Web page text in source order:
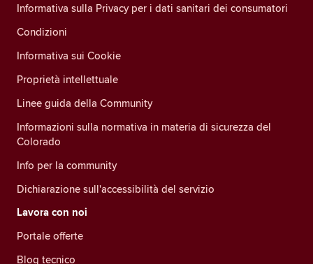
Informativa sulla Privacy per i dati sanitari dei consumatori
Condizioni
Informativa sui Cookie
Proprietà intellettuale
Linee guida della Community
Informazioni sulla normativa in materia di sicurezza del
Colorado
Info per la community
Dichiarazione sull'accessibilità del servizio
Lavora con noi
Portale offerte
Blog tecnico